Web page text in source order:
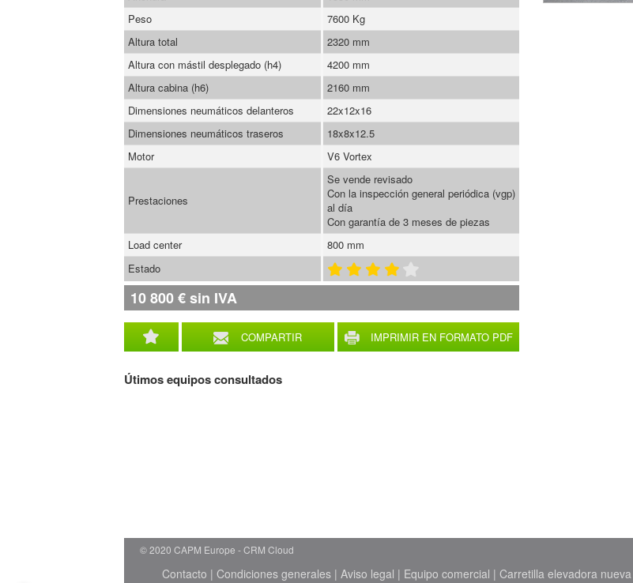
COMPARTIR IMPRIMIR EN FORMATO PDF
Peso
7600 Kg
Altura total
2320 mm
Altura con mástil desplegado (h4)
4200 mm
Altura cabina (h6)
2160 mm
Dimensiones neumáticos delanteros
22x12x16
Dimensiones neumáticos traseros
18x8x12.5
Motor
V6 Vortex
Prestaciones
Se vende revisado
Con la inspección general periódica (vgp)
al día
Con garantía de 3 meses de piezas
Load center
800 mm
Estado
10 800€sin IVA
Útimos equipos consultados
© 2020 CAPM Europe CRM Cloud
Contacto | Condiciones generales| Aviso legal | Equipo comercial | Carretilla elevadora nueva